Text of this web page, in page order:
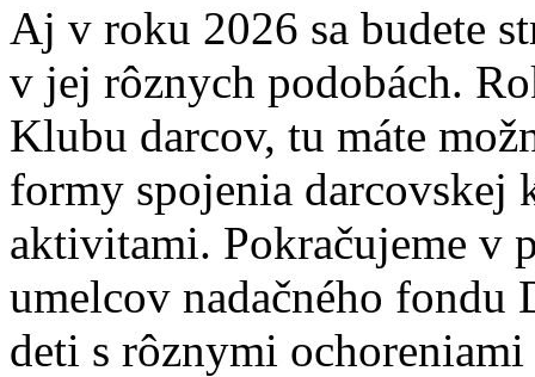
Aj v roku 2026 sa budete
v jej rôznych podobách.
Klubu darcov, tu máte
formy spojenia darcovskej
aktivitami. Pokračujeme v
umelcov nadačného fondu
deti s rôznymi